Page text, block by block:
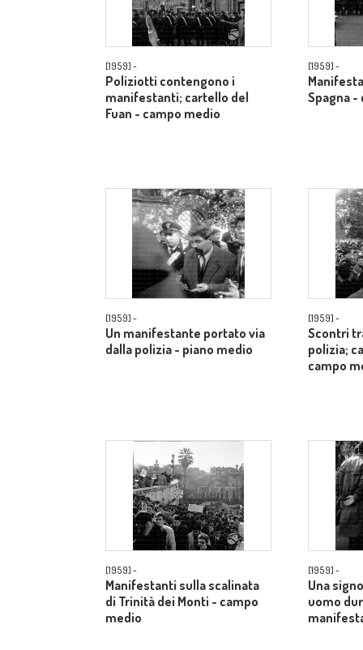
[1959] -
Poliziotti contengono i
manifestanti; cartello del
Fuan - campo medio
[1959] -
Spagna -
[1959] -
Un manifestante portato via
dalla polizia - piano medio
[1959] -
Scontri
polizia;
campo
[1959] -
Manifestanti sulla scalinata
di Trinità dei Monti - campo
medio
[1959] -
Una
uomo